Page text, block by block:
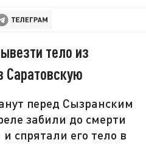
тело из
Саратовскую
перед Сызранским
забили до смерти
спрятали его тело в